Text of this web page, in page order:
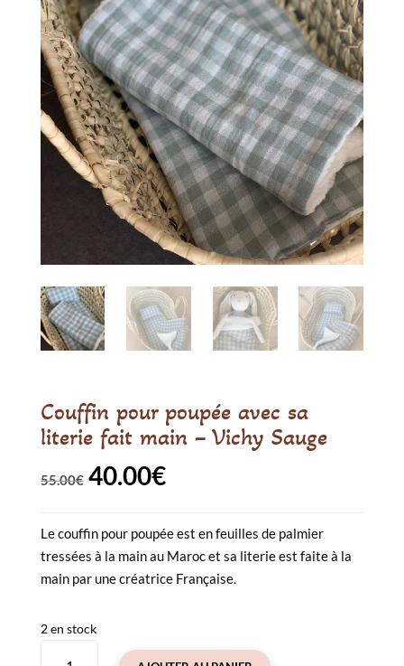
Couffin pour poupée avec sa
literie fait main – Vichy Sauge
55.00€ Le
initial
était :
40.00€Le
actuel
est :
Le couffin pour poupée est en feuilles de palmier
tressées à la main au Maroc et sa literie est faite à la
main par une créatrice Française.
2 en stock